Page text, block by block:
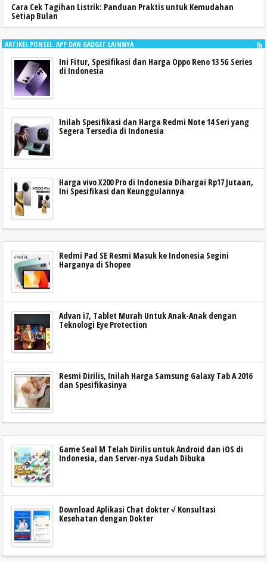
Cara Cek Tagihan Listrik: Panduan Praktis untuk Kemudahan
Setiap Bulan
ARTIKEL PONSEL. APP DAN GADGET LAINNYA
Ini Fitur, Spesifikasi dan Harga Oppo Reno 13 5G Series
di Indonesia
Inilah Spesifikasi dan Harga Redmi Note 14 Seri yang
Segera Tersedia di Indonesia
Harga vivo X200 Pro di Indonesia Dihargai Rp17 Jutaan,
Ini Spesifikasi dan Keunggulannya
Redmi Pad SE Resmi Masuk ke Indonesia Segini
Harganya di Shopee
Advan i7, Tablet Murah Untuk Anak-Anak dengan
Teknologi Eye Protection
Resmi Dirilis, Inilah Harga Samsung Galaxy Tab A 2016
dan Spesifikasinya
Game Seal M Telah Dirilis untuk Android dan iOS di
Indonesia, dan Server-nya Sudah Dibuka
Download Aplikasi Chat dokter √ Konsultasi
Kesehatan dengan Dokter